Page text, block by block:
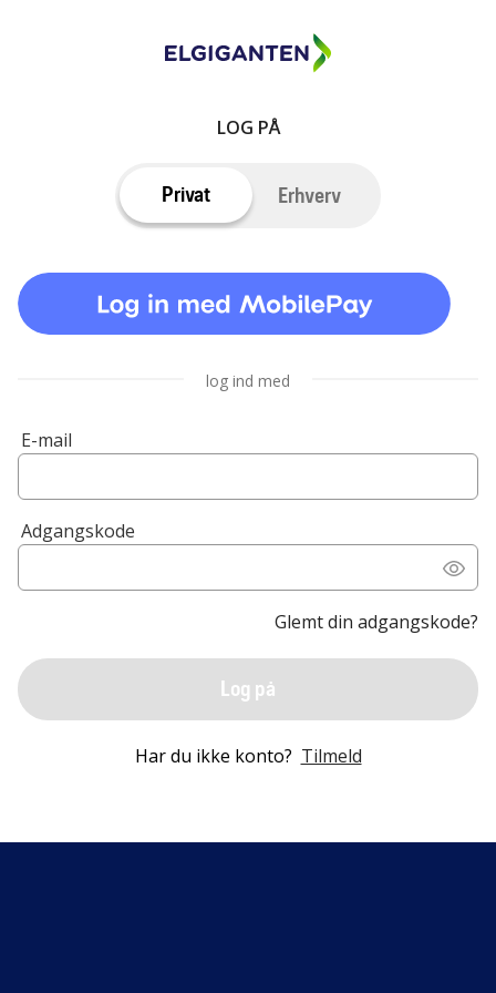
LOG PÅ
Privat Erhverv
log ind med
E-mail
Adgangskode
Glemt din adgangskode?
Log på
Har du ikke konto? Tilmeld